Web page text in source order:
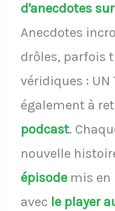
d'anecdotes
Anecdotes
drôles, parfois
véridiques : UN
également à
podcast.
nouvelle
épisodemis en
avec le player